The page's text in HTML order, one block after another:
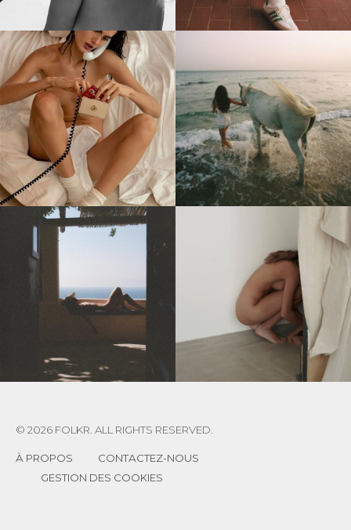
© 2026 FOLKR. ALL RIGHTS RESERVED.
À PROPOS
CONTACTEZ-NOUS
GESTION DES COOKIES